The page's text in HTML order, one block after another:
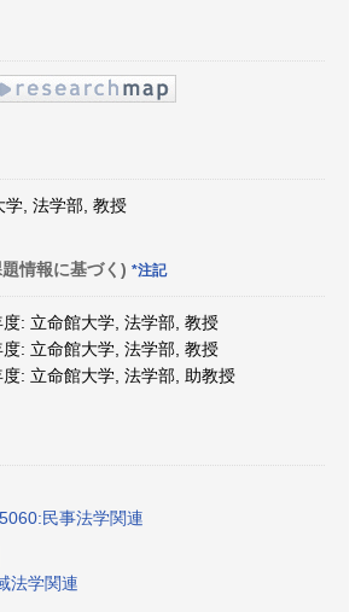
学, 法学部, 教授
情報に基づく) *注記
: 立命館大学, 法学部, 教授
: 立命館大学, 法学部, 教授
: 立命館大学, 法学部, 助教授
民事法学関連
法学関連